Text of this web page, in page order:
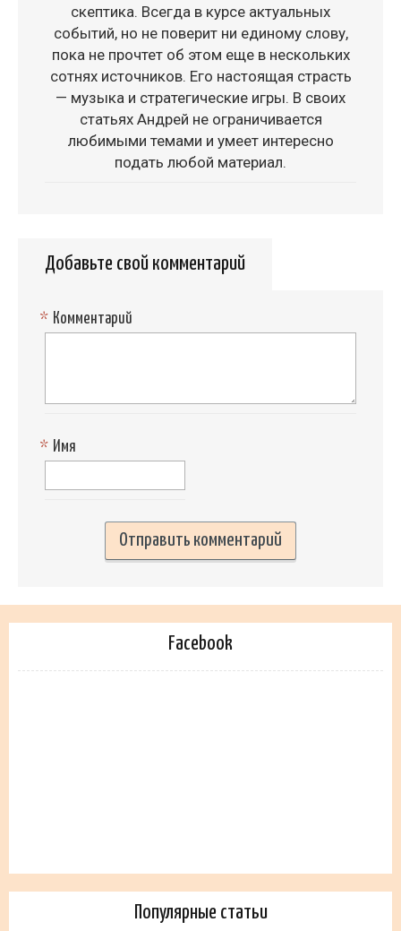
скептика. Всегда в курсе актуальных
событий, но не поверит ни единому слову,
пока не прочтет об этом еще в нескольких
сотнях источников. Его настоящая страсть
— музыка и стратегические игры. В своих
статьях Андрей не ограничивается
любимыми темами и умеет интересно
подать любой материал.
Добавьте свой комментарий
Комментарий
*
Имя
*
Facebook
Популярные статьи